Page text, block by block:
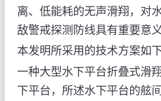
离、低能耗的无声滑翔，对
敌警戒探测防线具有重要意义
本发明所采用的技术方案如下
一种大型水下平台折叠式滑
下平台，所述水下平台的舷